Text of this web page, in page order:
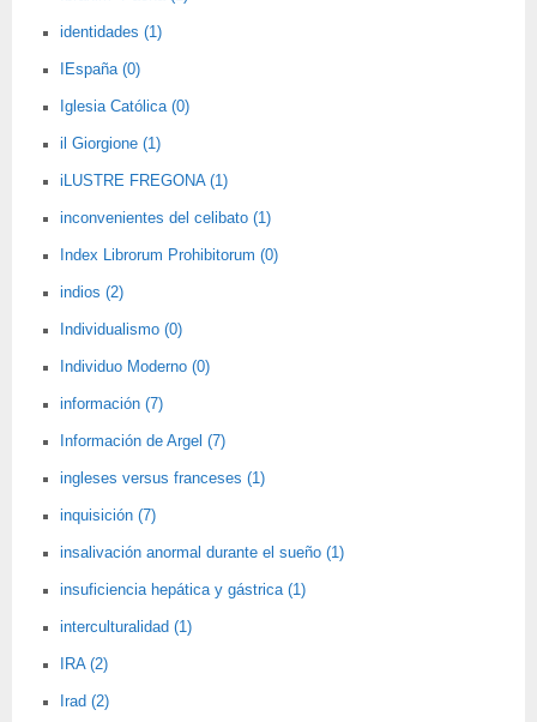
identidades (1)
IEspaña (0)
Iglesia Católica (0)
il Giorgione (1)
iLUSTRE FREGONA (1)
inconvenientes del celibato (1)
Index Librorum Prohibitorum (0)
indios (2)
Individualismo (0)
Individuo Moderno (0)
información (7)
Información de Argel (7)
ingleses versus franceses (1)
inquisición (7)
insalivación anormal durante el sueño (1)
insuficiencia hepática y gástrica (1)
interculturalidad (1)
IRA (2)
Irad (2)